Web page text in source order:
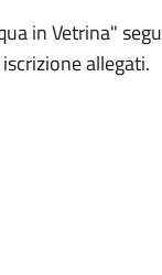
in Vetrina"
allegati.